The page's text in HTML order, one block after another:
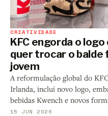
CRIATIVIDADE
KFC engorda o
quer trocar o balde
jovem
A reformulação global do
Irlanda, inclui novo logo,
bebidas Kwench e novos
15 JUN 2026